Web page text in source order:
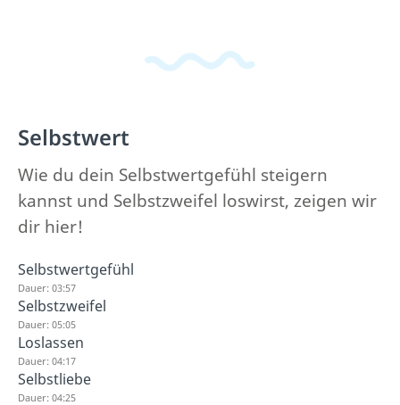
Selbstwert
Wie du dein Selbstwertgefühl steigern
kannst und Selbstzweifel loswirst, zeigen wir
dir hier!
Selbstwertgefühl
Dauer: 03:57
Selbstzweifel
Dauer: 05:05
Loslassen
Dauer: 04:17
Selbstliebe
Dauer: 04:25